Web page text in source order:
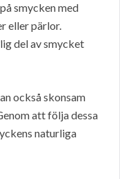
smycken med
eller pärlor.
del av smycket
också skonsam
att följa dessa
naturliga